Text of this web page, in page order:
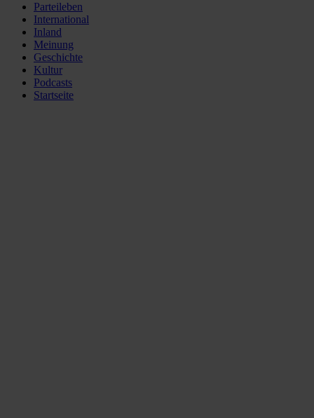
Parteileben
International
Inland
Meinung
Geschichte
Kultur
Podcasts
Startseite